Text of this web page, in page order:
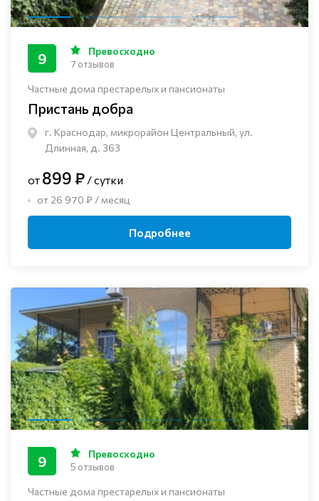
Частные дома престарелых и пансионаты
Пристань добра
г. Краснодар, микрорайон Центральный, ул.
Длинная, д. 363
9 Превосходно
7 отзывов
от 899 ₽ / сутки
от 26 970 ₽ / месяц
Подробнее
Частные дома престарелых и пансионаты
9 Превосходно
5 отзывов